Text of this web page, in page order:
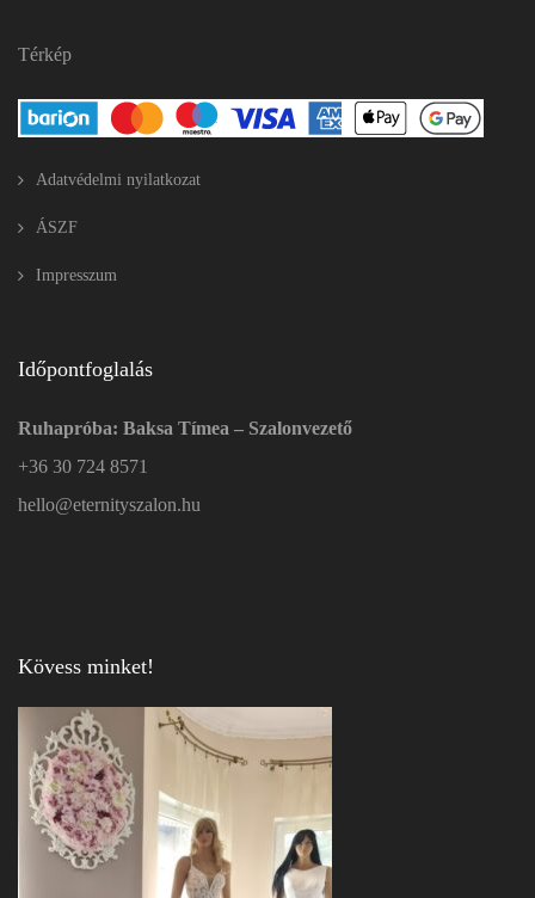
Térkép
Adatvédelmi nyilatkozat
ÁSZF
Impresszum
Időpontfoglalás
Ruhapróba: Baksa Tímea – Szalonvezető
+36 30 724 8571
hello@eternityszalon.hu
Kövess minket!